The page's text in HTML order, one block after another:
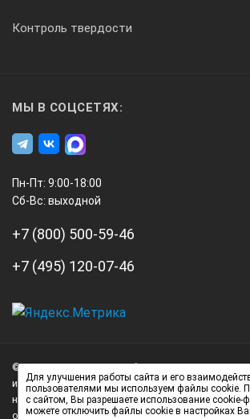
Контроль твердости
МЫ В СОЦСЕТЯХ:
Пн-Пт: 9:00-18:00
Сб-Вс: выходной
+7 (800) 500-59-46
+7 (495) 120-07-46
Нагорный
проезд
д.7
© 2026 А3 Инжиниринг Обращаем Ваше
интернет-сайт носит исключительно
ни при каких условиях не является публичной
определяемой положениями статьи 437 (2)
Для улучшения работы сайта и его
пользователями мы используем файлы cookie.
с сайтом, Вы разрешаете использование cookie-
можете отключить файлы cookie в настройках